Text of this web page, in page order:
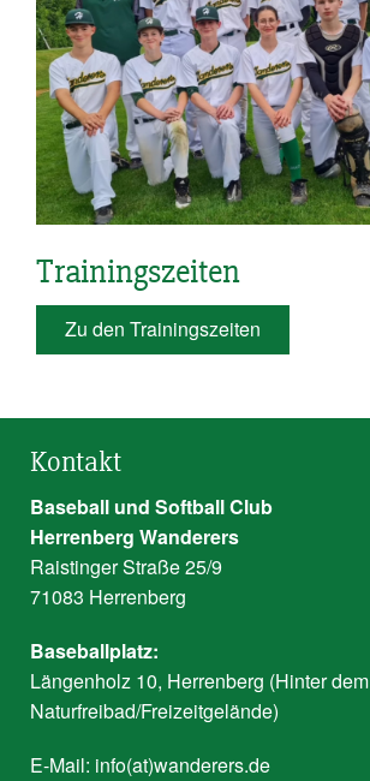
Trainingszeiten
Zu den Trainingszeiten
Kontakt
Baseball und Softball Club
Herrenberg Wanderers
Raistinger Straße 25/9
71083 Herrenberg
Baseballplatz:
Längenholz 10, Herrenberg (Hinter dem
Naturfreibad/Freizeitgelände)
E-Mail: info(at)wanderers.de